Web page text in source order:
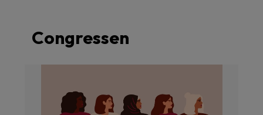
Congressen